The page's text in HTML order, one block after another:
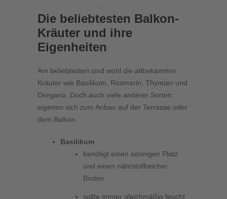
Die beliebtesten Balkon-
Kräuter und ihre
Eigenheiten
Am beliebtesten sind wohl die altbekannten
Kräuter wie Basilikum, Rosmarin, Thymian und
Oregano. Doch auch viele anderer Sorten
eigenen sich zum Anbau auf der Terrasse oder
dem Balkon.
Basilikum
benötigt einen sonnigen Platz
und einen nährstoffreicher
Boden
sollte immer gleichmäßig feucht